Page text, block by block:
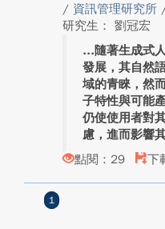
/ 資訊管理研究所
研究生： 劉冠宏
隨著生成式
發展，其自然
域的青睞，然
子特性與可能
仍使使用者對
慮，進而影響
點閱：29
下
1